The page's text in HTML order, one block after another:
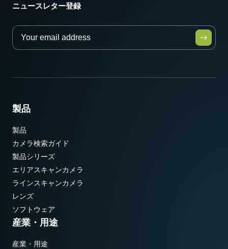
ニュースレター登録
製品
製品
カメラ検索ガイド
製品シリーズ
エリアスキャンカメラ
ラインスキャンカメラ
レンズ
ソフトウェア
産業・用途
産業・用途